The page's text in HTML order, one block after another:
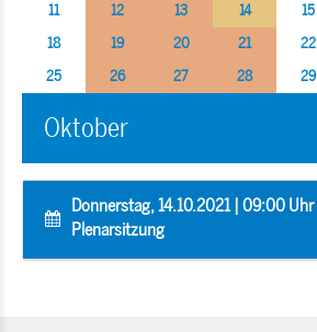
11
12 13 14 15
18
19 20 21 22
25
26 27 28 29
Oktober
Donnerstag, 14.10.2021 | 09:00 Uhr
Plenarsitzung